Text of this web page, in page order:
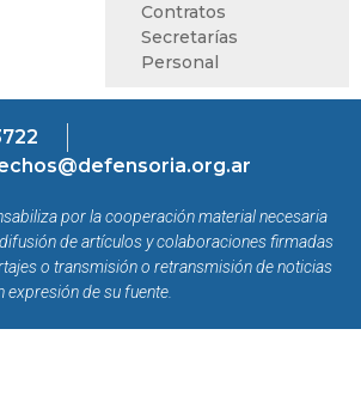
Contratos
Secretarías
Personal
por la cooperación material necesaria
de artículos y colaboraciones firmadas
o transmisión o retransmisión de noticias
expresión de su fuente.